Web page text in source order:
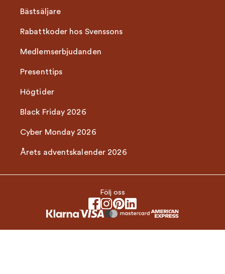
Bästsäljare
Rabattkoder hos Svenssons
Medlemserbjudanden
Presenttips
Högtider
Black Friday 2026
Cyber Monday 2026
Årets adventskalender 2026
Följ oss